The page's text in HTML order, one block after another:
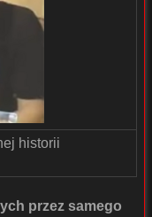
historii
przez samego